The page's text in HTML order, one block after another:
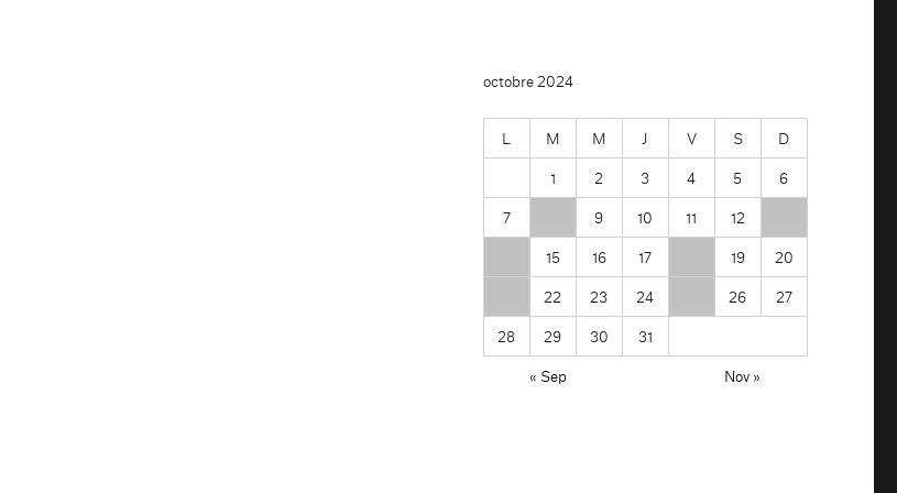
octobre 2024
L M M J V S
D
1
2 3 4 5
6
7
9 10 11 12
15 16 17 19
20
22 23 24 26
27
28
29 30
31
« Sep
Nov »